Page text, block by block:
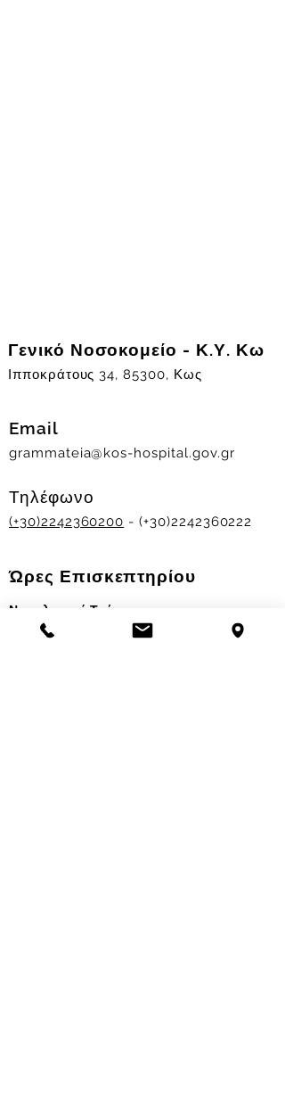
Γενικό Νοσοκομείο - Κ.Υ. Κω
Ιπποκράτους 34, 85300, Κως
Email
grammateia@kos-hospital.gov.gr
Τηλέφωνο
(+30)2242360200 - (+30)2242360222
Ώρες Επισκεπτηρίου
Νοσηλευτικά Τμήματα
Χειμερινό ωράριο: 11.00-13.00
17.30-19.30